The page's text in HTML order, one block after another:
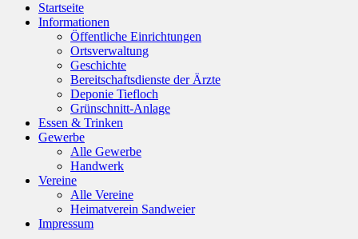
Startseite
Informationen
Öffentliche Einrichtungen
Ortsverwaltung
Geschichte
Bereitschaftsdienste der Ärzte
Deponie Tiefloch
Grünschnitt-Anlage
Essen & Trinken
Gewerbe
Alle Gewerbe
Handwerk
Vereine
Alle Vereine
Heimatverein Sandweier
Impressum